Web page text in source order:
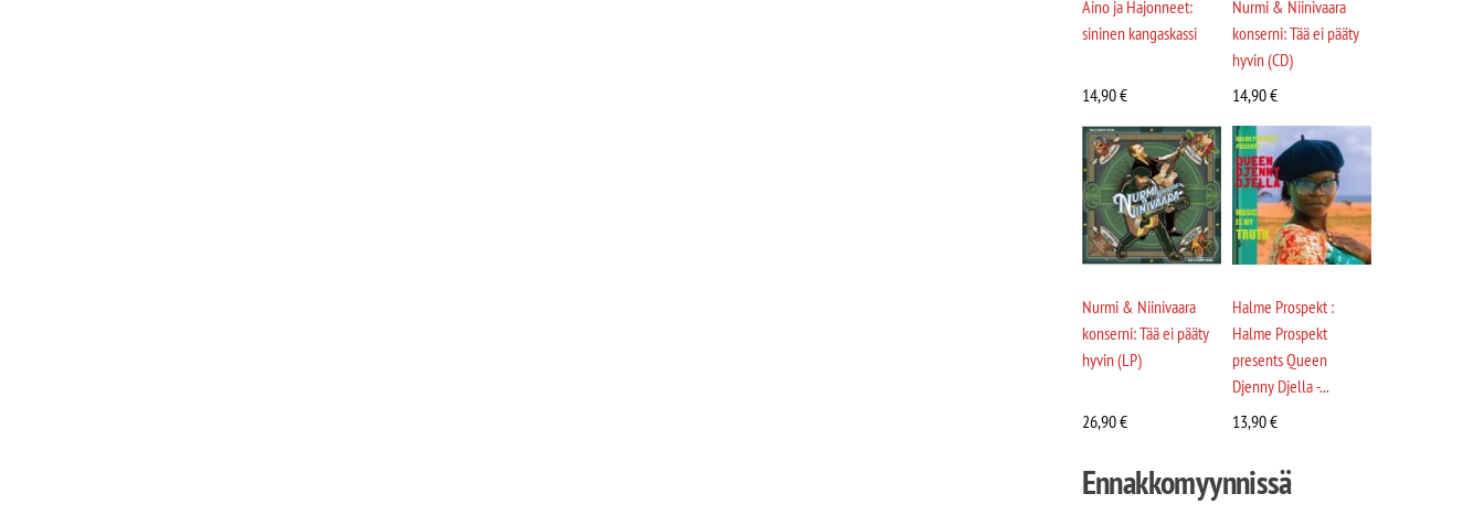
Aino ja Hajonneet:
sininen kangaskassi
14,90€
Nurmi & Niinivaara
konserni: Tää ei pääty
hyvin (CD)
14,90€
Nurmi & Niinivaara
konserni: Tää ei pääty
hyvin (LP)
26,90€
Halme Prospekt :
Halme Prospekt
presents Queen
Djenny Djella -...
13,90€
Ennakkomyynnissä